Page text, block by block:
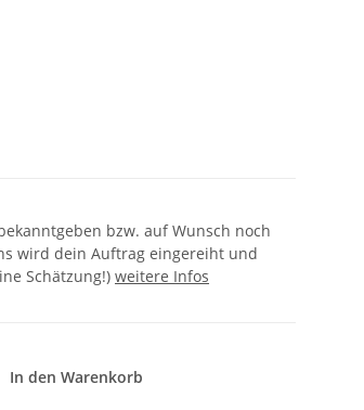
bzw. auf Wunsch noch
wird dein Auftrag eingereiht und
Schätzung!) weitere Infos
In den Warenkorb